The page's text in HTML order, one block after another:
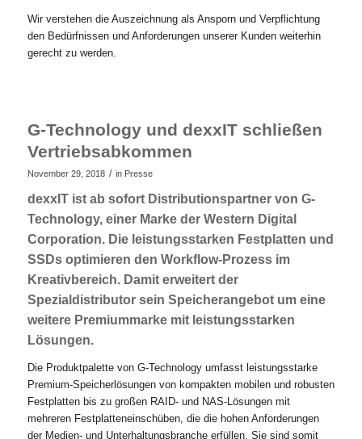
Wir verstehen die Auszeichnung als Ansporn und Verpflichtung
den Bedürfnissen und Anforderungen unserer Kunden weiterhin
gerecht zu werden.
G-Technology und dexxIT schließen
Vertriebsabkommen
November 29, 2018 / in Presse
dexxIT ist ab sofort Distributionspartner von G-
Technology, einer Marke der Western Digital
Corporation. Die leistungsstarken Festplatten und
SSDs optimieren den Workflow-Prozess im
Kreativbereich. Damit erweitert der
Spezialdistributor sein Speicherangebot um eine
weitere Premiummarke mit leistungsstarken
Lösungen.
Die Produktpalette von G-Technology umfasst leistungsstarke
Premium-Speicherlösungen von kompakten mobilen und robusten
Festplatten bis zu großen RAID- und NAS-Lösungen mit
mehreren Festplatteneinschüben, die die hohen Anforderungen
der Medien- und Unterhaltungsbranche erfüllen. Sie sind somit